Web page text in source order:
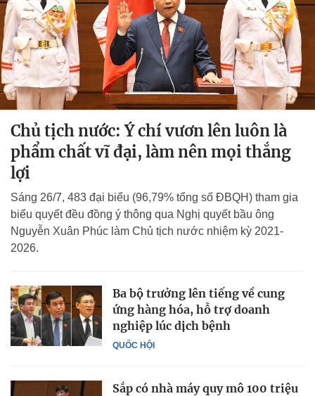
Chủ tịch nước: Ý chí vươn lên luôn là
phẩm chất vĩ đại, làm nên mọi thắng
lợi
Sáng 26/7, 483 đại biểu (96,79% tổng số ĐBQH) tham gia
biểu quyết đều đồng ý thông qua Nghị quyết bầu ông
Nguyễn Xuân Phúc làm Chủ tịch nước nhiệm kỳ 2021-
2026.
QUỐC HỘI
Ba bộ trưởng lên tiếng về cung
ứng hàng hóa, hỗ trợ doanh
nghiệp lúc dịch bệnh
Sắp có nhà máy quy mô 100 triệu